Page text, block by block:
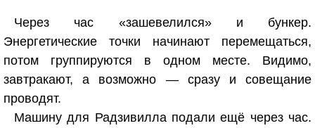
Через час «зашевелился» и бункер.
Энергетические точки начинают перемещаться,
потом группируются в одном месте. Видимо,
завтракают, а возможно — сразу и совещание
проводят.
Машину для Радзивилла подали ещё через час.